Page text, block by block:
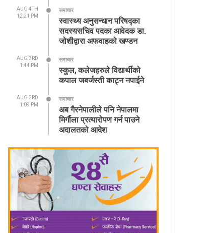
AUG 4TH
12:21 PM
समाचार
स्वास्थ्य अनुसन्धान परिषद्का
सदस्यसचिव पदका आवेदक डा.
जोशीद्वारा अफवाहको खण्डन
AUG 3RD
1:44 PM
समाचार
स्कुल, कलेजहरुले विद्यार्थीको
कपाल जबर्जस्ती काट्न नपाईने
AUG 3RD
1:09 PM
समाचार
अब गैरनेपालीले पनि नेपालमा
मिर्गौला प्रत्यारोपण गर्न पाउने
अदालतको आदेश